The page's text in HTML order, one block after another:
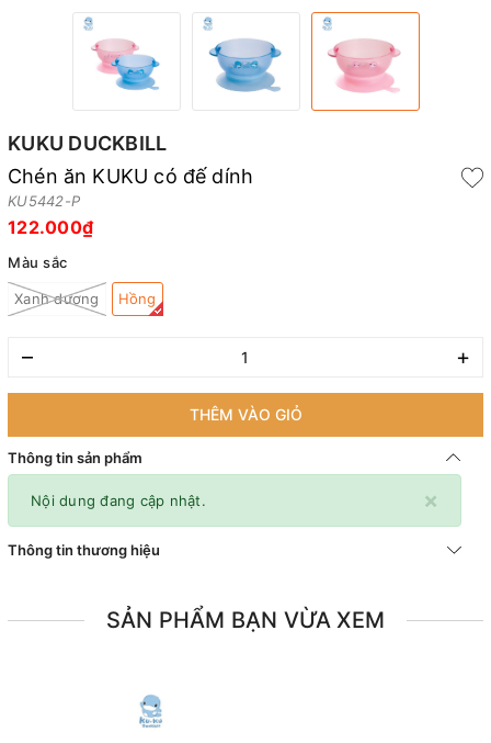
KUKU DUCKBILL
Chén ăn KUKU có đế dính
KU5442-P
122.000₫
Màu sắc
Xanh dương Hồng
– +
THÊM VÀO GIỎ
Thông tin sản phẩm
×
Nội dung đang cập nhật.
Thông tin thương hiệu
SẢN PHẨM BẠN VỪA XEM